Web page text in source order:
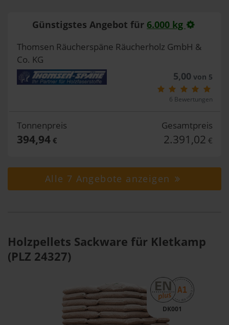
Günstigstes Angebot für 6.000 kg
Thomsen Räucherspäne Räucherholz GmbH &
Co. KG
5,00 von 5
6 Bewertungen
Tonnenpreis
394,94€
Gesamtpreis
2.391,02 €
Alle 7 Angebote anzeigen
Holzpellets Sackware für Kletkamp
(PLZ 24327)
DK001